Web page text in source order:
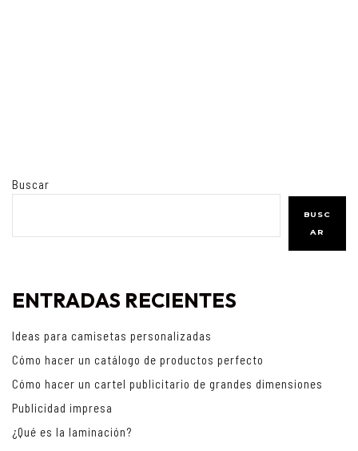
Buscar
BUSC
AR
ENTRADAS RECIENTES
Ideas para camisetas personalizadas
Cómo hacer un catálogo de productos perfecto
Cómo hacer un cartel publicitario de grandes dimensiones
Publicidad impresa
¿Qué es la laminación?